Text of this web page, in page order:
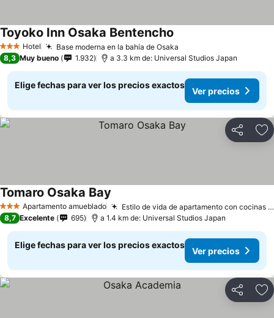
3 Estrellas
Hotel Base moderna en la bahía de Osaka
Toyoko Inn Osaka Bentencho
8,3 Muy bueno 1.932 a 3.3 km de: Universal Studios Japan
Elige fechas para ver los precios exactos
Ver precios
Compartir
3 EstrellasApartamento amueblado Estilo de vida de apartamento con cocinas pequeñas
Tomaro Osaka Bay
8,7 Excelente 695 a 1.4 km de: Universal Studios Japan
Elige fechas para ver los precios exactos
Ver precios
Compartir